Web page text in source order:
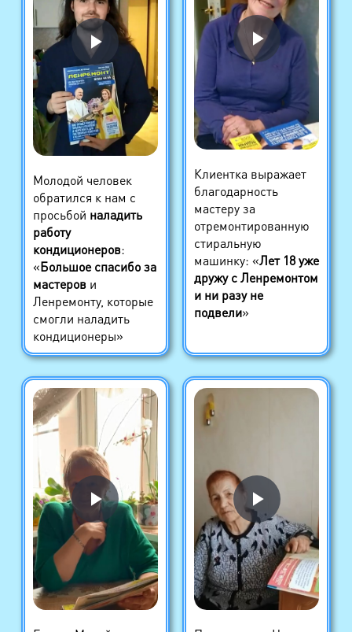
Молодой человек
обратился к нам с
просьбой наладить
работу
кондиционеров:
«Большое спасибо за
мастерови
Ленремонту, которые
смогли наладить
кондиционеры»
Клиентка выражает
благодарность
мастеру за
отремонтированную
стиральную
машинку: «Лет 18 уже
дружу с Ленремонтом
и ни разу не
подвели»